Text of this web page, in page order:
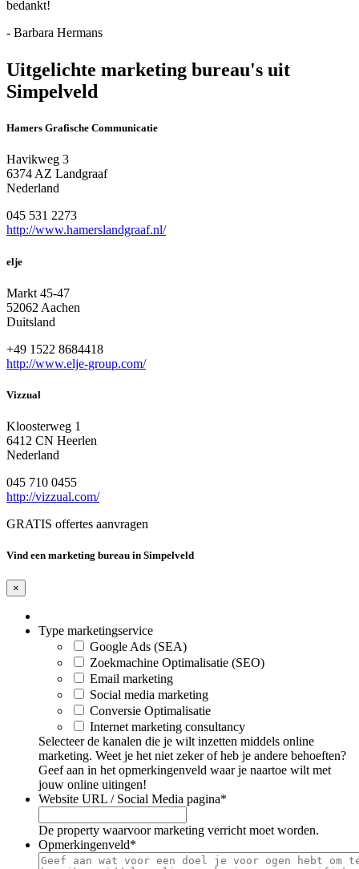
bedankt!
- Barbara Hermans
Uitgelichte marketing bureau's uit
Simpelveld
Hamers Grafische Communicatie
Havikweg 3
6374 AZ Landgraaf
Nederland
045 531 2273
http://www.hamerslandgraaf.nl/
elje
Markt 45-47
52062 Aachen
Duitsland
+49 1522 8684418
http://www.elje-group.com/
Vizzual
Kloosterweg 1
6412 CN Heerlen
Nederland
045 710 0455
http://vizzual.com/
GRATIS offertes aanvragen
Vind een marketing bureau in Simpelveld
×
Type marketingservice
Google Ads (SEA)
Zoekmachine Optimalisatie (SEO)
Email marketing
Social media marketing
Conversie Optimalisatie
Internet marketing consultancy
Selecteer de kanalen die je wilt inzetten middels online
marketing. Weet je het niet zeker of heb je andere behoeften?
Geef aan in het opmerkingenveld waar je naartoe wilt met
jouw online uitingen!
Website URL / Social Media pagina*
De property waarvoor marketing verricht moet worden.
Opmerkingenveld*